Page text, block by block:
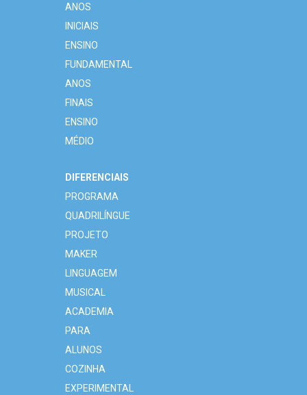
ANOS
INICIAIS
ENSINO
FUNDAMENTAL
ANOS
FINAIS
ENSINO
MÉDIO
DIFERENCIAIS
PROGRAMA
QUADRILÍNGUE
PROJETO
MAKER
LINGUAGEM
MUSICAL
ACADEMIA
PARA
ALUNOS
COZINHA
EXPERIMENTAL